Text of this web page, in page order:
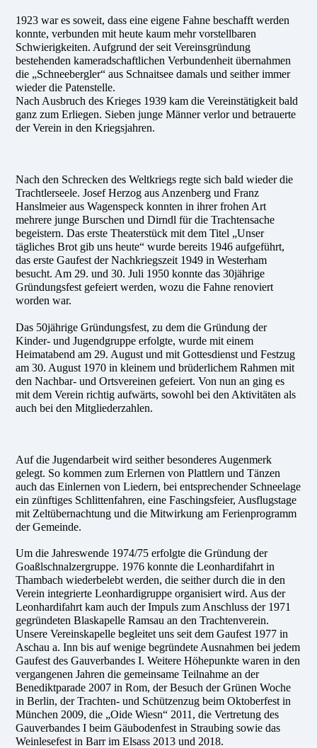
1923 war es soweit, dass eine eigene Fahne beschafft werden
konnte, verbunden mit heute kaum mehr vorstellbaren
Schwierigkeiten. Aufgrund der seit Vereinsgründung
bestehenden kameradschaftlichen Verbundenheit übernahmen
die „Schneebergler“ aus Schnaitsee damals und seither immer
wieder die Patenstelle.
Nach Ausbruch des Krieges 1939 kam die Vereinstätigkeit bald
ganz zum Erliegen. Sieben junge Männer verlor und betrauerte
der Verein in den Kriegsjahren.
Nach den Schrecken des Weltkriegs regte sich bald wieder die
Trachtlerseele. Josef Herzog aus Anzenberg und Franz
Hanslmeier aus Wagenspeck konnten in ihrer frohen Art
mehrere junge Burschen und Dirndl für die Trachtensache
begeistern. Das erste Theaterstück mit dem Titel „Unser
tägliches Brot gib uns heute“ wurde bereits 1946 aufgeführt,
das erste Gaufest der Nachkriegszeit 1949 in Westerham
besucht. Am 29. und 30. Juli 1950 konnte das 30jährige
Gründungsfest gefeiert werden, wozu die Fahne renoviert
worden war.
Das 50jährige Gründungsfest, zu dem die Gründung der
Kinder- und Jugendgruppe erfolgte, wurde mit einem
Heimatabend am 29. August und mit Gottesdienst und Festzug
am 30. August 1970 in kleinem und brüderlichem Rahmen mit
den Nachbar- und Ortsvereinen gefeiert. Von nun an ging es
mit dem Verein richtig aufwärts, sowohl bei den Aktivitäten als
auch bei den Mitgliederzahlen.
Auf die Jugendarbeit wird seither besonderes Augenmerk
gelegt. So kommen zum Erlernen von Plattlern und Tänzen
auch das Einlernen von Liedern, bei entsprechender Schneelage
ein zünftiges Schlittenfahren, eine Faschingsfeier, Ausflugstage
mit Zeltübernachtung und die Mitwirkung am Ferienprogramm
der Gemeinde.
Um die Jahreswende 1974/75 erfolgte die Gründung der
Goaßlschnalzergruppe. 1976 konnte die Leonhardifahrt in
Thambach wiederbelebt werden, die seither durch die in den
Verein integrierte Leonhardigruppe organisiert wird. Aus der
Leonhardifahrt kam auch der Impuls zum Anschluss der 1971
gegründeten Blaskapelle Ramsau an den Trachtenverein.
Unsere Vereinskapelle begleitet uns seit dem Gaufest 1977 in
Aschau a. Inn bis auf wenige begründete Ausnahmen bei jedem
Gaufest des Gauverbandes I. Weitere Höhepunkte waren in den
vergangenen Jahren die gemeinsame Teilnahme an der
Benediktparade 2007 in Rom, der Besuch der Grünen Woche
in Berlin, der Trachten- und Schützenzug beim Oktoberfest in
München 2009, die „Oide Wiesn“ 2011, die Vertretung des
Gauverbandes I beim Gäubodenfest in Straubing sowie das
Weinlesefest in Barr im Elsass 2013 und 2018.